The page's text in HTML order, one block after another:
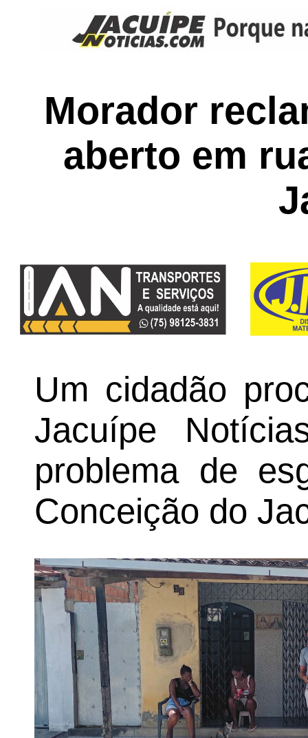
Morador
aberto em
Um cidadão
Jacuípe
problema de
Conceição do